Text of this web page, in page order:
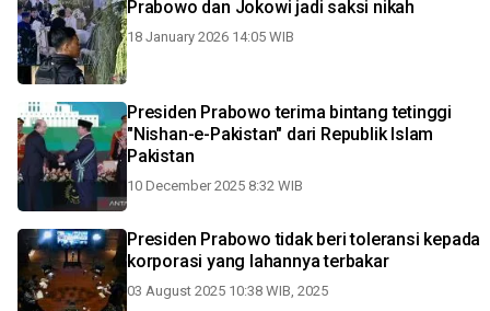
Prabowo dan Jokowi jadi saksi nikah
18 January 2026 14:05 WIB
Presiden Prabowo terima bintang tetinggi
"Nishan-e-Pakistan" dari Republik Islam
Pakistan
10 December 2025 8:32 WIB
Presiden Prabowo tidak beri toleransi kepada
korporasi yang lahannya terbakar
03 August 2025 10:38 WIB, 2025